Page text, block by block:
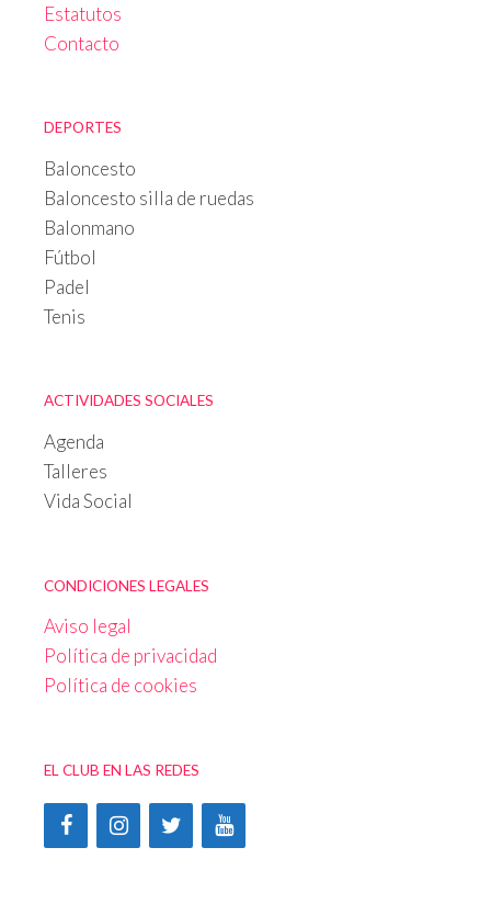
Estatutos
Contacto
DEPORTES
Baloncesto
Baloncesto silla de ruedas
Balonmano
Fútbol
Padel
Tenis
ACTIVIDADES SOCIALES
Agenda
Talleres
Vida Social
CONDICIONES LEGALES
Aviso legal
Política de privacidad
Política de cookies
EL CLUB EN LAS REDES